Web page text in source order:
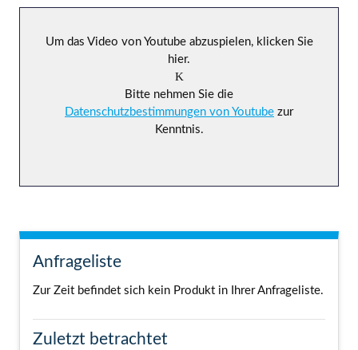
Um das Video von Youtube abzuspielen, klicken Sie
hier.
Bitte nehmen Sie die
Datenschutzbestimmungen von Youtube zur
Kenntnis.
Anfrageliste
Zur Zeit befindet sich kein Produkt in Ihrer Anfrageliste.
Zuletzt betrachtet